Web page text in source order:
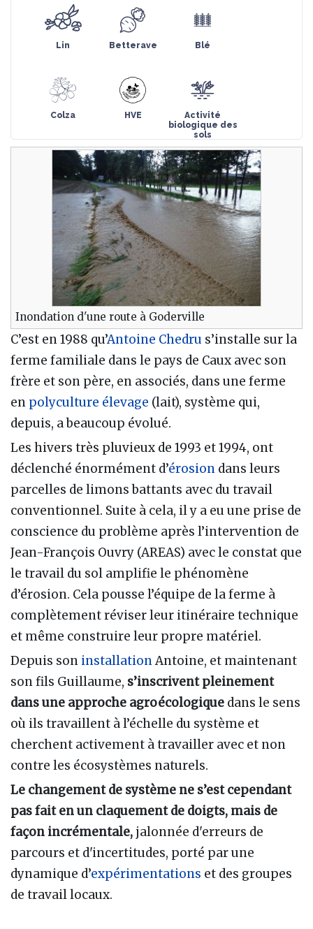
Lin Betterave Blé
Colza HVE
Activité
biologique des
sols
Inondation d'une route à Goderville
C’est en 1988 qu’Antoine Chedru s’installe sur la
ferme familiale dans le pays de Caux avec son
frère et son père, en associés, dans une ferme
en polyculture élevage (lait), système qui,
depuis, a beaucoup évolué.
Les hivers très pluvieux de 1993 et 1994, ont
déclenché énormément d’érosion dans leurs
parcelles de limons battants avec du travail
conventionnel. Suite à cela, il y a eu une prise de
conscience du problème après l’intervention de
Jean-François Ouvry (AREAS) avec le constat que
le travail du sol amplifie le phénomène
d’érosion. Cela pousse l’équipe de la ferme à
complètement réviser leur itinéraire technique
et même construire leur propre matériel.
Depuis son installationAntoine, et maintenant
son fils Guillaume, s’inscrivent pleinement
dans une approche agroécologique dans le sens
où ils travaillent à l’échelle du système et
cherchent activement à travailler avec et non
contre les écosystèmes naturels.
Le changement de système ne s’est cependant
pas fait en un claquement de doigts, mais de
façon incrémentale, jalonnée d'erreurs de
parcours et d'incertitudes, porté par une
dynamique d’expérimentations et des groupes
de travail locaux.